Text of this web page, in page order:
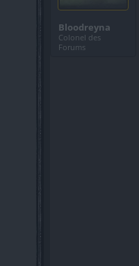
Bloodreyna
Colonel des
Forums